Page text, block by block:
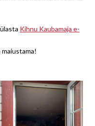
Kihnu Kaubamaja e-